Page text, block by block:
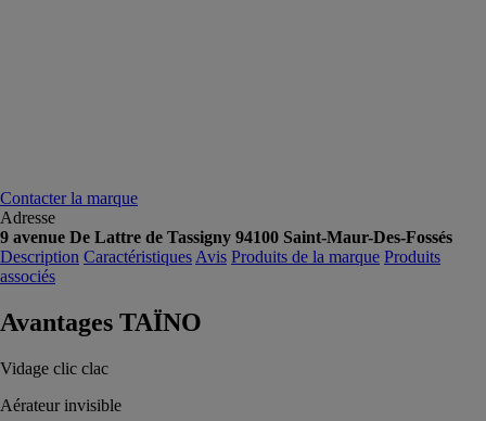
Contacter la marque
Adresse
9 avenue De Lattre de Tassigny 94100 Saint-Maur-Des-Fossés
Description Caractéristiques Avis Produits de la marque Produits
associés
Avantages TAÏNO
Vidage clic clac
Aérateur invisible